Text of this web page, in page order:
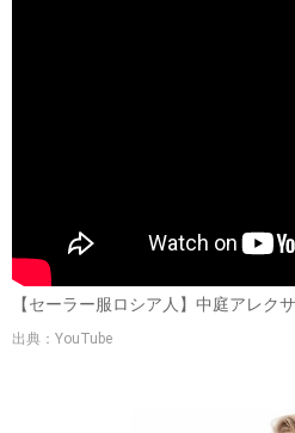
【セーラー服ロシア人】中庭アレク
出典：YouTube